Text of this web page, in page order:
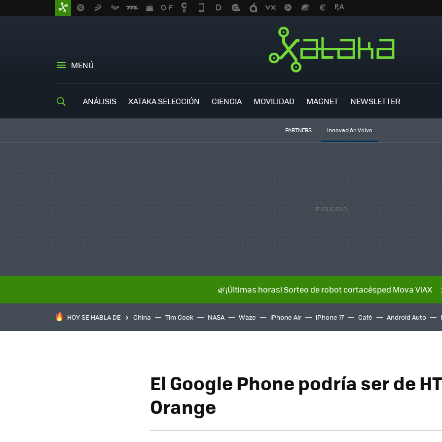
MENÚ
ANÁLISIS XATAKA SELECCIÓN CIENCIA MOVILIDAD MAGNET NEWSLETTER
PARTNERS Innovación Volvo
🌿¡Últimas horas! Sorteo de robot cortacésped Mova ViAX
HOY SE HABLA DE China Tim Cook NASA Waze iPhone Air iPhone 17 Café Android Auto
El Google Phone podría ser de
Orange